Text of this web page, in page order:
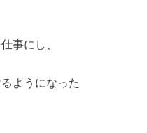
事にし、
ようになった